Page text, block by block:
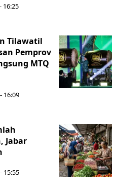
16:25
Tilawatil
Pemprov
MTQ
16:09
Jabar
15:55